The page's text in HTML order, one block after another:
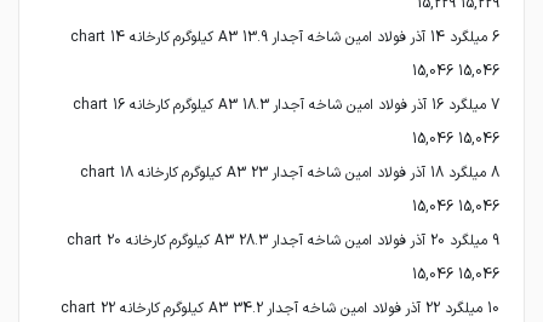
6 میلگرد 14 آذر فولاد امین شاخه آجدار A3 13.9 کیلوگرم کارخانه 14 chart
7 میلگرد 16 آذر فولاد امین شاخه آجدار A3 18.3 کیلوگرم کارخانه 16 chart
8 میلگرد 18 آذر فولاد امین شاخه آجدار A3 23 کیلوگرم کارخانه 18 chart
9 میلگرد 20 آذر فولاد امین شاخه آجدار A3 28.3 کیلوگرم کارخانه 20 chart
10 میلگرد 22 آذر فولاد امین شاخه آجدار A3 34.2 کیلوگرم کارخانه 22 chart